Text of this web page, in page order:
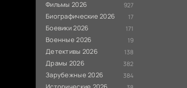
Фильмы 2026 927
Биографические 2026 17
Боевики 2026 171
Военные 2026 19
Детективы 2026 138
Драмы 2026 382
Зарубежные 2026 384